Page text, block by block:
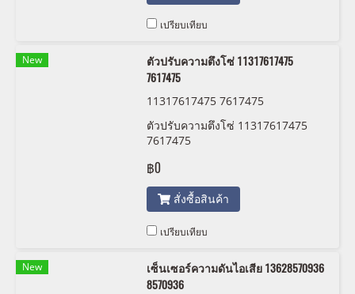
เปรียบเทียบ
New
ตัวปรับความตึงโซ่ 11317617475
7617475
11317617475 7617475
ตัวปรับความตึงโซ่ 11317617475
7617475
฿0
สั่งซื้อสินค้า
เปรียบเทียบ
New
เซ็นเซอร์ความดันไอเสีย 13628570936
8570936